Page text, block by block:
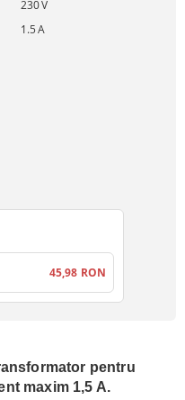
pentru
maxim 1,5 A.
230V
1.5A
45,98 RON